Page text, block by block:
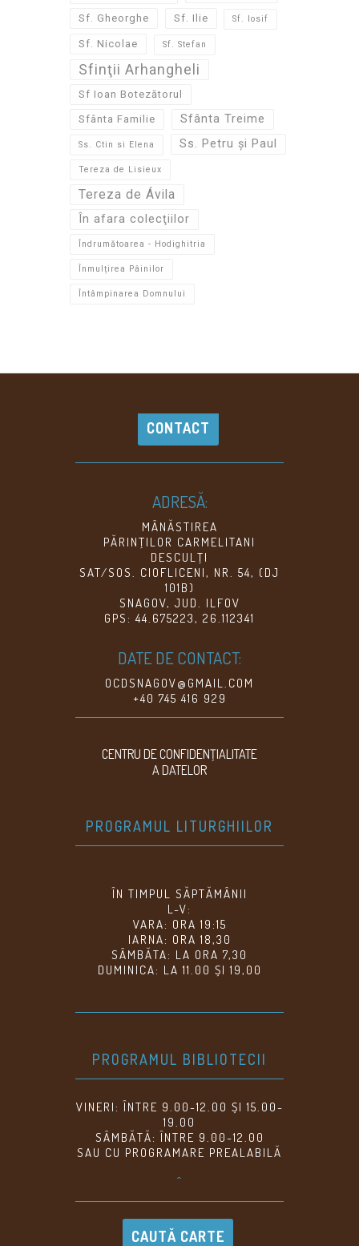
Sf. Gheorghe Sf. Ilie Sf. Iosif
Sf. Nicolae Sf. Stefan
Sfinţii Arhangheli
Sf Ioan Botezătorul
Sfânta Familie Sfânta Treime
Ss. Ctin si Elena Ss. Petru și Paul
Tereza de Lisieux
Tereza de Ávila
În afara colecţiilor
Îndrumătoarea - Hodighitria
Înmulțirea Pâinilor
Întâmpinarea Domnului
CONTACT
ADRESĂ:
MÂNĂSTIREA
PĂRINŢILOR CARMELITANI
DESCULŢI
SAT/SOS. CIOFLICENI, NR. 54, (DJ
101B)
SNAGOV, JUD. ILFOV
GPS: 44.675223, 26.112341
DATE DE CONTACT:
OCDSNAGOV@GMAIL.COM
+40 745 416 929
CENTRU DE CONFIDENŢIALITATE
A DATELOR
PROGRAMUL LITURGHIILOR
ÎN TIMPUL SĂPTĂMÂNII
L-V:
VARA: ORA 19:15
IARNA: ORA 18,30
SÂMBĂTA: LA ORA 7,30
DUMINICA: LA 11.00 ȘI 19,00
PROGRAMUL BIBLIOTECII
VINERI: ÎNTRE 9.00-12.00 ȘI 15.00-
19.00
SÂMBĂTĂ: ÎNTRE 9.00-12.00
SAU CU PROGRAMARE PREALABILĂ
^
CAUTĂ CARTE